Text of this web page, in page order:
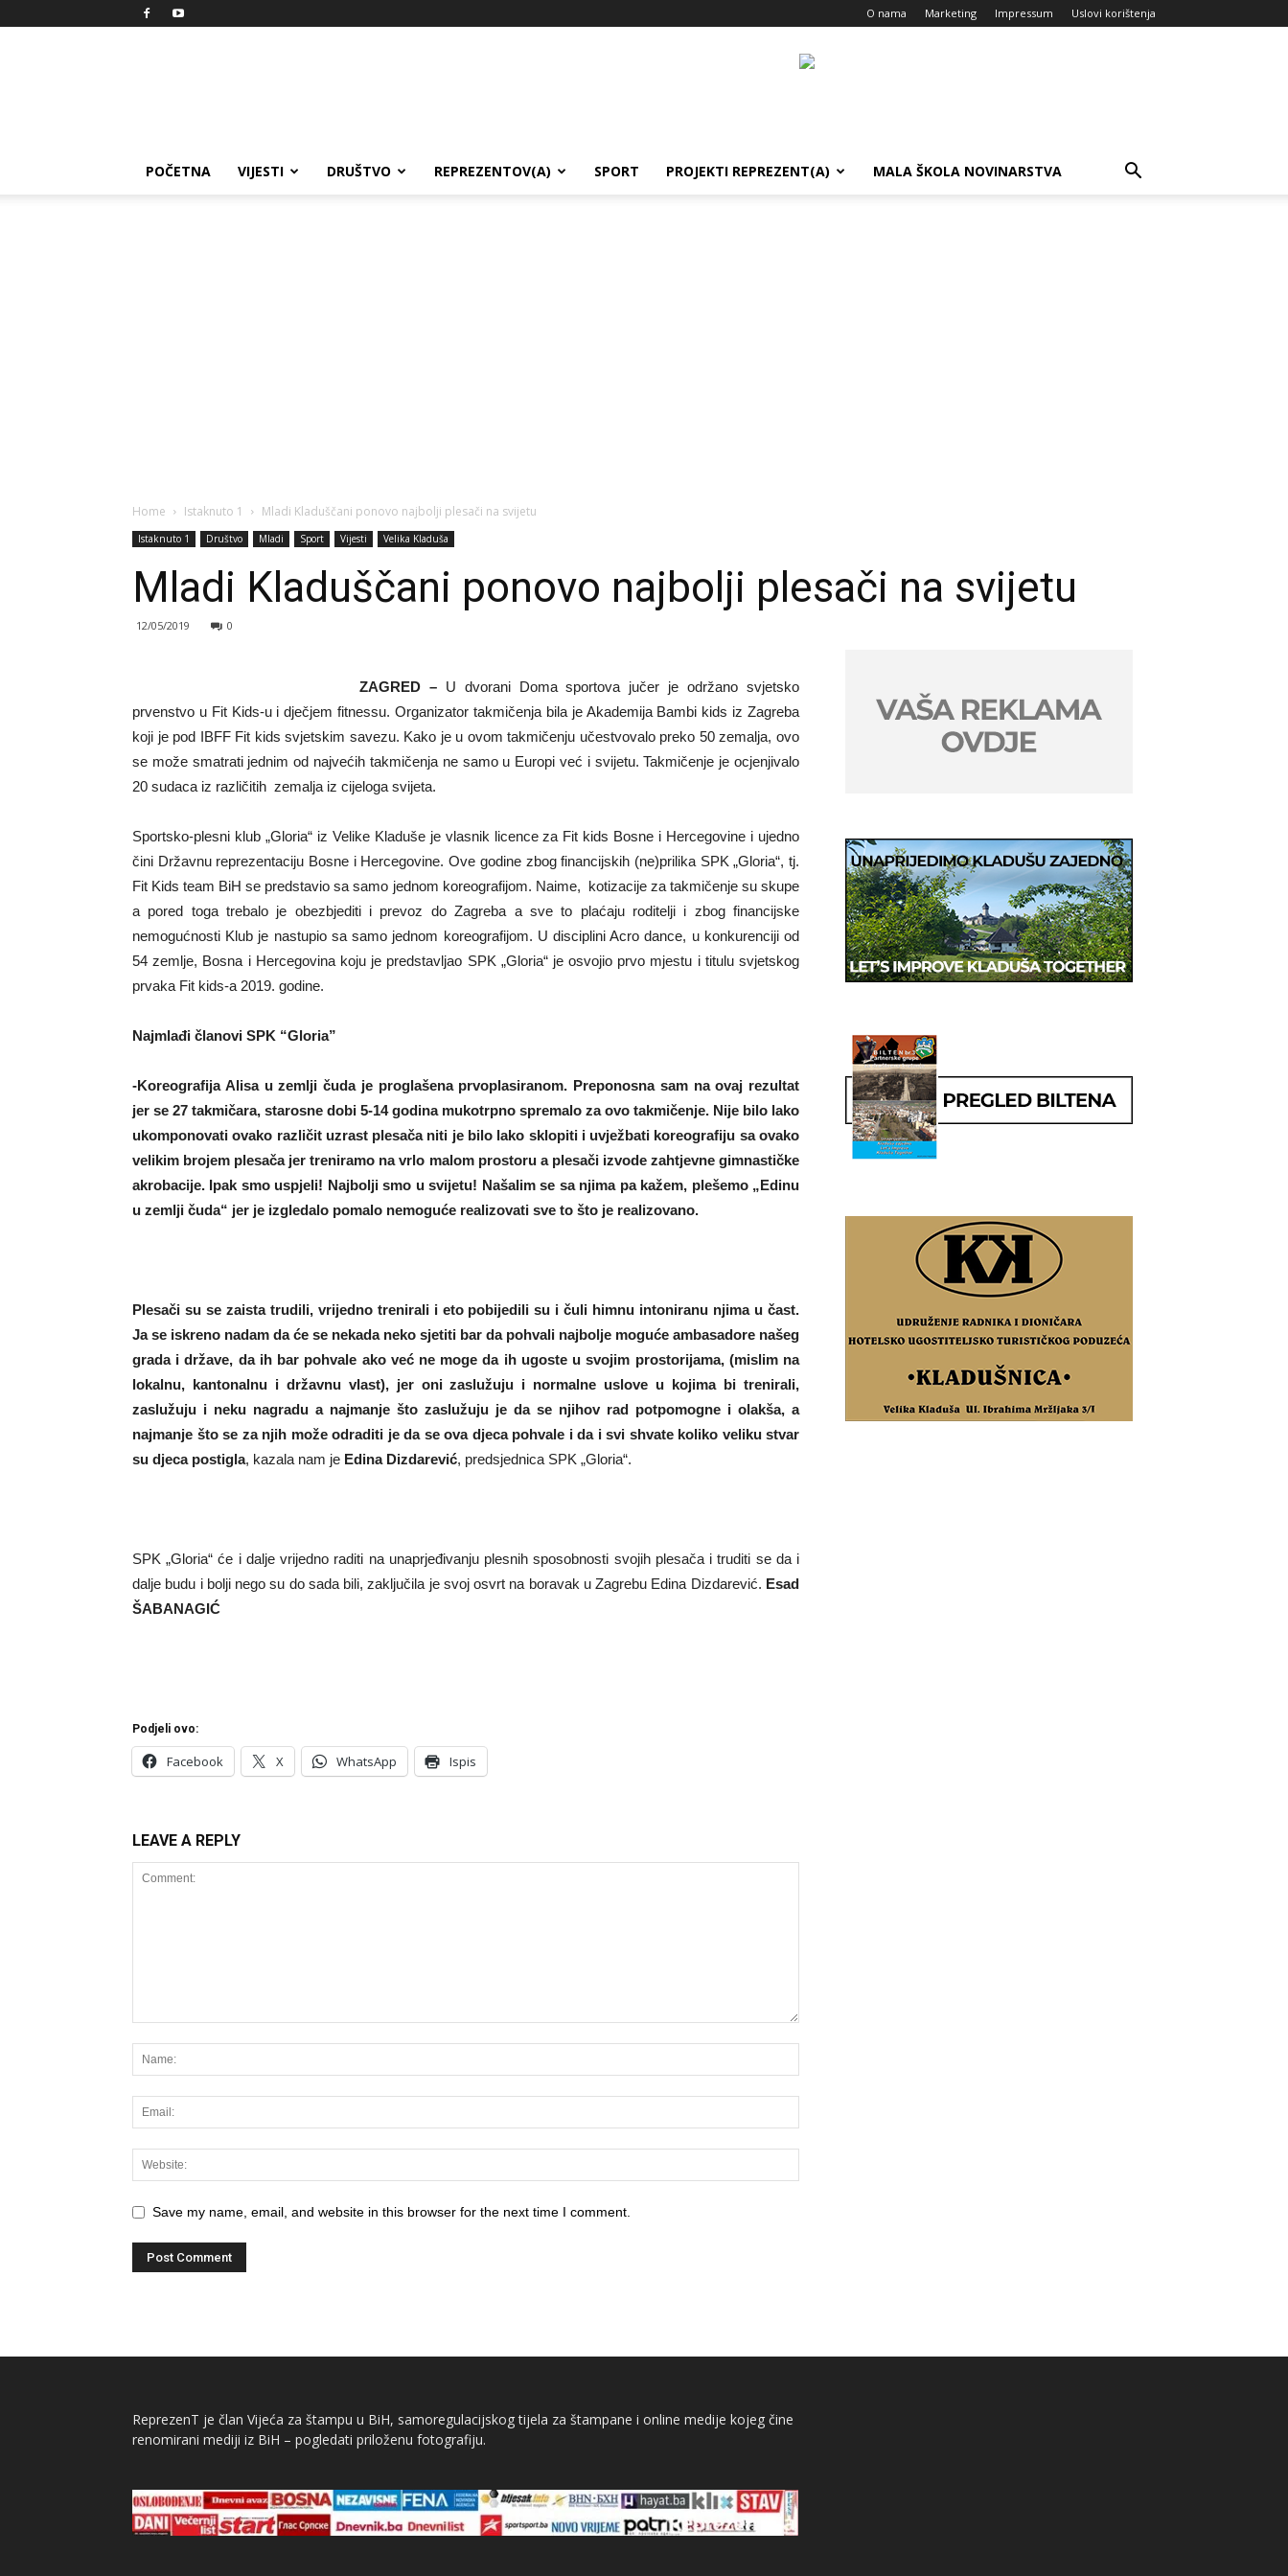
O nama Marketing Impressum Uslovi korištenja
POČETNA VIJESTI DRUŠTVO REPREZENTOV(A) SPORT PROJEKTI REPREZENT(A) MALA ŠKOLA NOVINARSTVA
Home Istaknuto 1 Mladi Kladuščani ponovo najbolji plesači na svijetu
Istaknuto 1 Društvo Mladi Sport Vijesti Velika Kladuša
Mladi Kladuščani ponovo najbolji plesači na svijetu
12/05/2019 0
ZAGRED –U dvorani Doma sportova jučer je održano svjetsko
prvenstvo u Fit Kids-u i dječjem fitnessu. Organizator takmičenja bila je Akademija Bambi kids iz Zagreba
koji je pod IBFF Fit kids svjetskim savezu. Kako je u ovom takmičenju učestvovalo preko 50 zemalja, ovo
se može smatrati jednim od najvećih takmičenja ne samo u Europi već i svijetu. Takmičenje je ocjenjivalo
20 sudaca iz različitih zemalja iz cijeloga svijeta.
Sportsko-plesni klub „Gloria“ iz Velike Kladuše je vlasnik licence za Fit kids Bosne i Hercegovine i ujedno
čini Državnu reprezentaciju Bosne i Hercegovine. Ove godine zbog financijskih (ne)prilika SPK „Gloria“, tj.
Fit Kids team BiH se predstavio sa samo jednom koreografijom. Naime, kotizacije za takmičenje su skupe
a pored toga trebalo je obezbjediti i prevoz do Zagreba a sve to plaćaju roditelji i zbog financijske
nemogućnosti Klub je nastupio sa samo jednom koreografijom. U disciplini Acro dance, u konkurenciji od
54 zemlje, Bosna i Hercegovina koju je predstavljao SPK „Gloria“ je osvojio prvo mjestu i titulu svjetskog
prvaka Fit kids-a 2019. godine.
Najmlađi članovi SPK “Gloria”
-Koreografija Alisa u zemlji čuda je proglašena prvoplasiranom. Preponosna sam na ovaj rezultat
jer se 27 takmičara, starosne dobi 5-14 godina mukotrpno spremalo za ovo takmičenje. Nije bilo lako
ukomponovati ovako različit uzrast plesača niti je bilo lako sklopiti i uvježbati koreografiju sa ovako
velikim brojem plesača jer treniramo na vrlo malom prostoru a plesači izvode zahtjevne gimnastičke
akrobacije. Ipak smo uspjeli! Najbolji smo u svijetu! Našalim se sa njima pa kažem, plešemo „Edinu
u zemlji čuda“ jer je izgledalo pomalo nemoguće realizovati sve to što je realizovano.
Plesači su se zaista trudili, vrijedno trenirali i eto pobijedili su i čuli himnu intoniranu njima u čast.
Ja se iskreno nadam da će se nekada neko sjetiti bar da pohvali najbolje moguće ambasadore našeg
grada i države, da ih bar pohvale ako već ne moge da ih ugoste u svojim prostorijama, (mislim na
lokalnu, kantonalnu i državnu vlast), jer oni zaslužuju i normalne uslove u kojima bi trenirali,
zaslužuju i neku nagradu a najmanje što zaslužuju je da se njihov rad potpomogne i olakša, a
najmanje što se za njih može odraditi je da se ova djeca pohvale i da i svi shvate koliko veliku stvar
su djeca postigla, kazala nam je Edina Dizdarević, predsjednica SPK „Gloria“.
SPK „Gloria“ će i dalje vrijedno raditi na unaprjeđivanju plesnih sposobnosti svojih plesača i truditi se da i
dalje budu i bolji nego su do sada bili, zaključila je svoj osvrt na boravak u Zagrebu Edina Dizdarević. Esad
ŠABANAGIĆ
Podjeli ovo:
Facebook X WhatsApp Ispis
LEAVE A REPLY
Save my name, email, and website in this browser for the next time I comment.
ReprezenT je član Vijeća za štampu u BiH, samoregulacijskog tijela za štampane i online medije kojeg čine
renomirani mediji iz BiH – pogledati priloženu fotografiju.